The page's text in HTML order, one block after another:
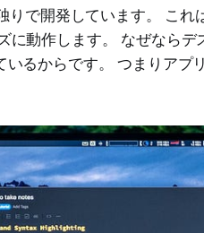
で開発しています。 これ
動作します。 なぜならデ
るからです。 つまりアプ